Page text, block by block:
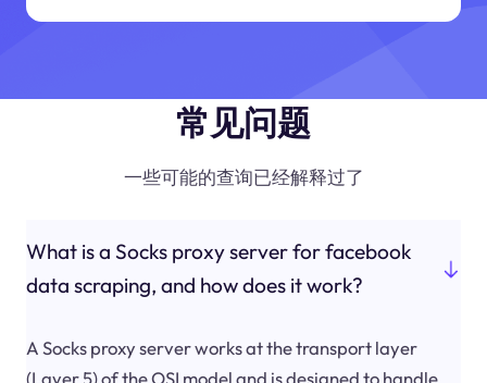
常见问题
一些可能的查询已经解释过了
What is a Socks proxy server for facebook
data scraping, and how does it work?
A Socks proxy server works at the transport layer
(Layer 5) of the OSI model and is designed to handle